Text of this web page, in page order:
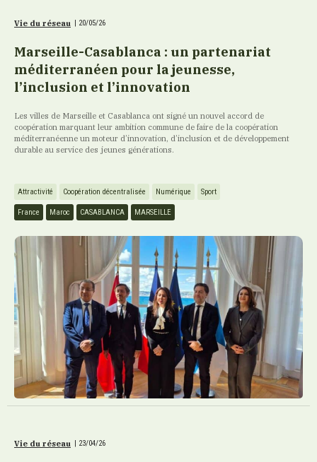
Vie du réseau 20/05/26
Marseille-Casablanca : un partenariat
méditerranéen pour la jeunesse,
l’inclusion et l’innovation
Les villes de Marseille et Casablanca ont signé un nouvel accord de
coopération marquant leur ambition commune de faire de la coopération
méditerranéenne un moteur d’innovation, d’inclusion et de développement
durable au service des jeunes générations.
Attractivité Coopération décentralisée Numérique Sport
France Maroc CASABLANCA MARSEILLE
Vie du réseau | 23/04/26